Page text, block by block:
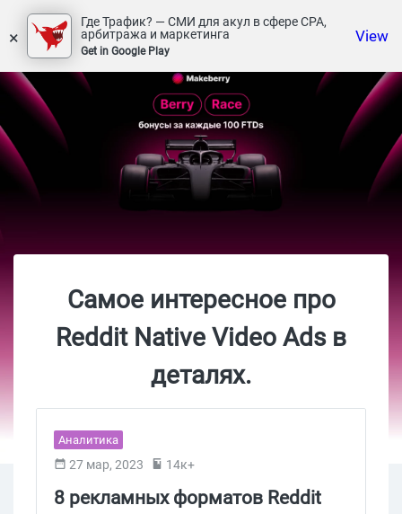
×
Где Трафик? — СМИ для акул в сфере СРА,
арбитража и маркетинга
Get in Google Play
View
Самое интересное про
Reddit Native Video Ads в
деталях.
Аналитика
27 мар, 2023 14к+
8 рекламных форматов Reddit